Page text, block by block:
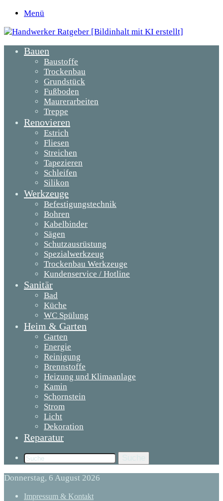
Menü
Bauen
Baustoffe
Trockenbau
Grundstück
Fußboden
Maurerarbeiten
Treppe
Renovieren
Estrich
Fliesen
Streichen
Tapezieren
Schleifen
Silikon
Werkzeuge
Befestigungstechnik
Bohren
Kabelbinder
Sägen
Schutzausrüstung
Spezialwerkzeug
Trockenbau Werkzeuge
Kundenservice / Hotline
Sanitär
Bad
Küche
WC Spülung
Heim & Garten
Garten
Energie
Reinigung
Brennstoffe
Heizung und Klimaanlage
Kamin
Schornstein
Strom
Licht
Dekoration
Reparatur
Donnerstag, 6 August 2026
Impressum & Kontakt